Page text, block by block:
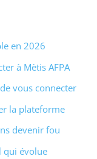
en 2026
à Mètis AFPA
vous connecter
la plateforme
devenir fou
qui évolue